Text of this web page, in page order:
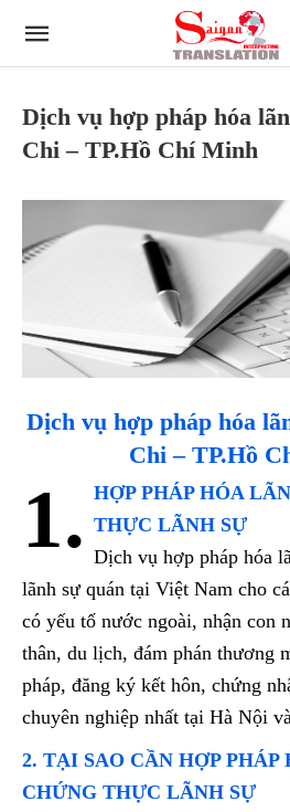
Dịch vụ hợp pháp hóa
Chi – TP.Hồ Chí Minh
Dịch vụ hợp pháp hóa
Chi – TP.Hồ
1. HỢP PHÁP HÓA
THỰC LÃNH SỰ
Dịch vụ hợp pháp hóa
lãnh sự quán tại Việt Nam cho
có yếu tố nước ngoài, nhận con
thân, du lịch, đám phán thương
pháp, đăng ký kết hôn, chứng
chuyên nghiệp nhất tại Hà Nội
2. TẠI SAO CẦN HỢP PHÁP
CHỨNG THỰC LÃNH SỰ